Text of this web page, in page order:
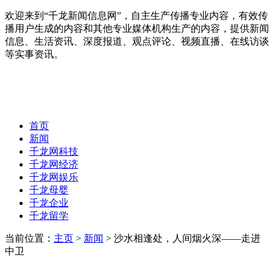
欢迎来到“千龙新闻信息网”，自主生产传播专业内容，有效传
播用户生成的内容和其他专业媒体机构生产的内容，提供新闻
信息、生活资讯、深度报道、观点评论、视频直播、在线访谈
等实事资讯。
首页
新闻
千龙网科技
千龙网经济
千龙网娱乐
千龙母婴
千龙企业
千龙留学
当前位置： 主页 > 新闻 > 沙水相逢处，人间烟火深——走进
中卫